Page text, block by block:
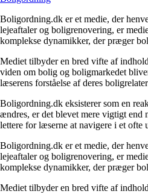
Boligordning.dk er et medie, der
lejeaftaler og boligrenovering, er
komplekse dynamikker, der præger
Mediet tilbyder en bred vifte af
viden om bolig og boligmarkedet
læserens forståelse af deres
Boligordning.dk eksisterer som en
ændres, er det blevet mere vigtigt end
lettere for læserne at navigere i et ofte
Boligordning.dk er et medie, der
lejeaftaler og boligrenovering, er
komplekse dynamikker, der præger
Mediet tilbyder en bred vifte af